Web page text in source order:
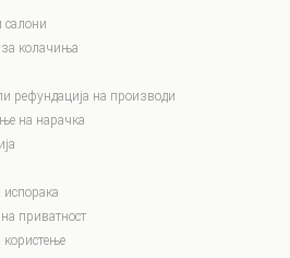
колачиња
рефундација на производи
на нарачка
приватност